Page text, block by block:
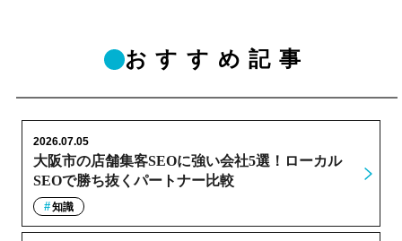
おすすめ記事
大阪市の店舗集客SEOに強い会社5選！ローカル
SEOで勝ち抜くパートナー比較
2026.07.05
知識